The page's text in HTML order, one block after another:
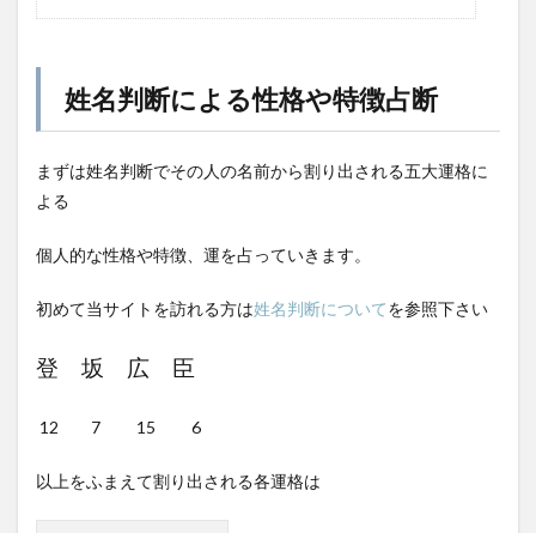
姓名判断による性格や特徴占断
まずは姓名判断でその人の名前から割り出される五大運格に
よる
個人的な性格や特徴、運を占っていきます。
初めて当サイトを訪れる方は姓名判断についてを参照下さい
登 坂 広 臣
12 7 15 6
以上をふまえて割り出される各運格は